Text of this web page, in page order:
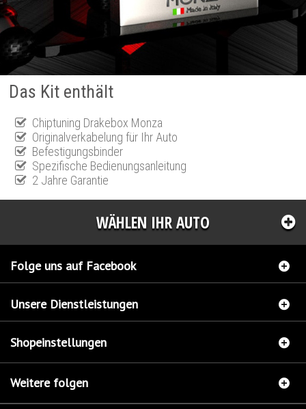
Das Kit enthält
Chiptuning Drakebox Monza
Originalverkabelung für Ihr Auto
Befestigungsbinder
Spezifische Bedienungsanleitung
2 Jahre Garantie
WÄHLEN IHR AUTO
Folge uns auf Facebook
Unsere Dienstleistungen
Shopeinstellungen
Weitere folgen